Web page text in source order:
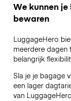
We kunnen
bewaren
LuggageHero
meerdere dagen
belangrijk
Sla je je bagage
een lager
van